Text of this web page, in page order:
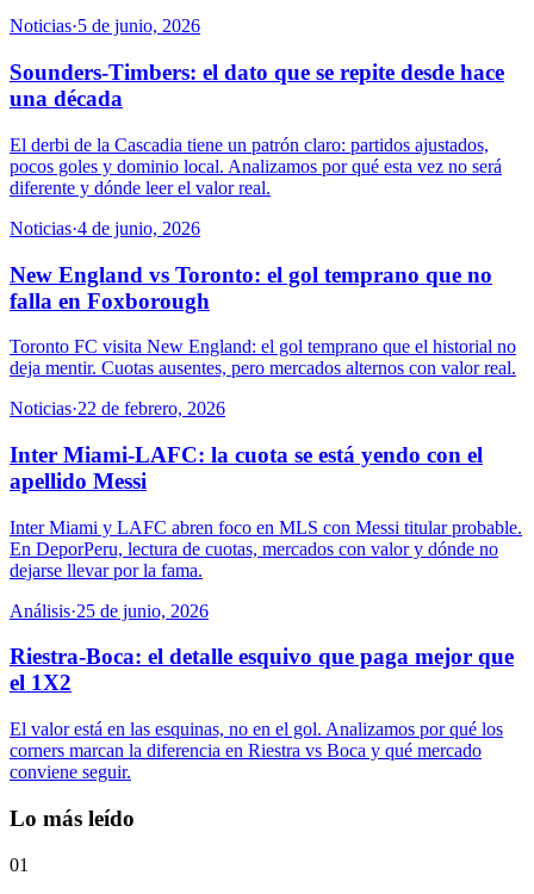
Noticias·5 de junio, 2026
Sounders-Timbers: el dato que se repite desde hace
una década
El derbi de la Cascadia tiene un patrón claro: partidos ajustados,
pocos goles y dominio local. Analizamos por qué esta vez no será
diferente y dónde leer el valor real.
Noticias·4 de junio, 2026
New England vs Toronto: el gol temprano que no
falla en Foxborough
Toronto FC visita New England: el gol temprano que el historial no
deja mentir. Cuotas ausentes, pero mercados alternos con valor real.
Noticias·22 de febrero, 2026
Inter Miami-LAFC: la cuota se está yendo con el
apellido Messi
Inter Miami y LAFC abren foco en MLS con Messi titular probable.
En DeporPeru, lectura de cuotas, mercados con valor y dónde no
dejarse llevar por la fama.
Análisis·25 de junio, 2026
Riestra-Boca: el detalle esquivo que paga mejor que
el 1X2
El valor está en las esquinas, no en el gol. Analizamos por qué los
corners marcan la diferencia en Riestra vs Boca y qué mercado
conviene seguir.
Lo más leído
01